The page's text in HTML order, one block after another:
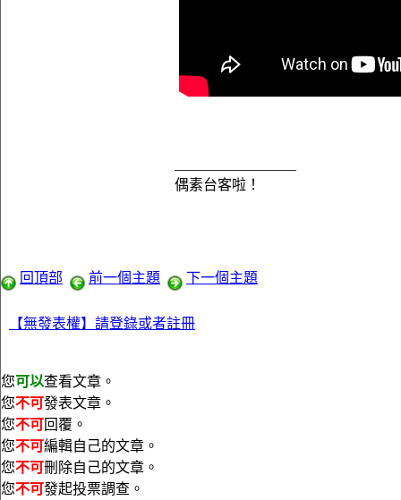
偶素台客啦！
回頂部 前一個主題 下一個主題
【無發表權】請登錄或者註冊
您可以查看文章。
您不可發表文章。
您不可回覆。
您不可編輯自己的文章。
您不可刪除自己的文章。
您不可發起投票調查。